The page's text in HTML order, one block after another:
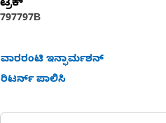
ಟ್ರಕ್
797797B
ವಾರರಂಟಿ ಇನ್ಫಾರ್ಮಶನ್
ರಿಟರ್ನ್ ಪಾಲಿಸಿ